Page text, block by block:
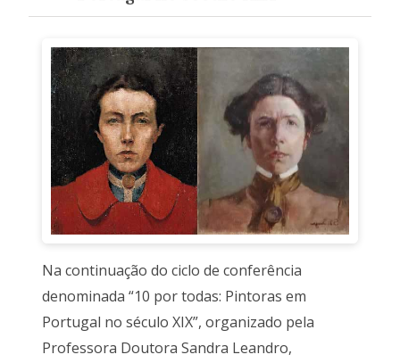
Na continuação do ciclo de conferência
denominada “10 por todas: Pintoras em
Portugal no século XIX”, organizado pela
Professora Doutora Sandra Leandro,